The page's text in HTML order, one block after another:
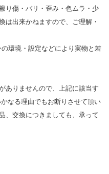
り傷・バリ・歪み・色ムラ・少
は出来かねますので、ご理解・
環境・設定などにより実物と若
ありませんので、上記に該当す
なる理由でもお断りさせて頂い
、交換につきましても、承って